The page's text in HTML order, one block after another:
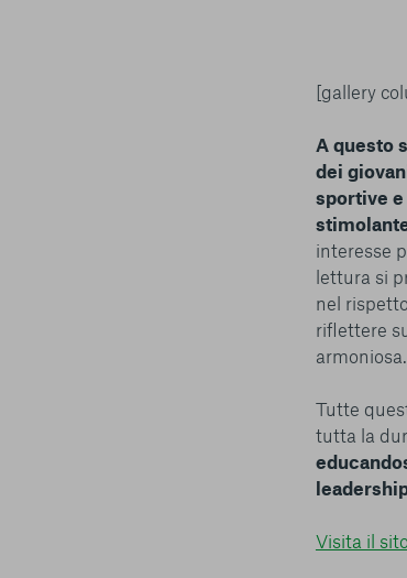
[gallery
A questo
dei
sportive
interesse
lettura si
nel
riflettere
armoniosa.
Tutte
tutta la
Visita il